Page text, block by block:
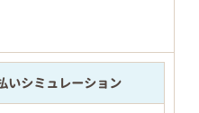
いシミュレーション